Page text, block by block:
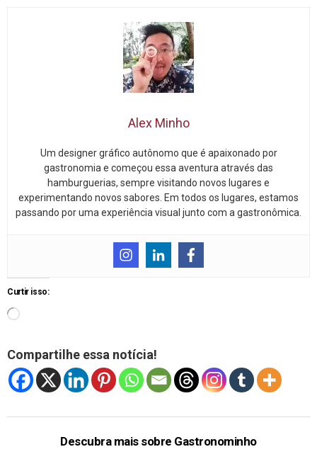
Alex Minho
Um designer gráfico autônomo que é apaixonado por
gastronomia e começou essa aventura através das
hamburguerias, sempre visitando novos lugares e
experimentando novos sabores. Em todos os lugares, estamos
passando por uma experiência visual junto com a gastronômica.
Curtir isso:
Compartilhe essa notícia!
Descubra mais sobre Gastronominho